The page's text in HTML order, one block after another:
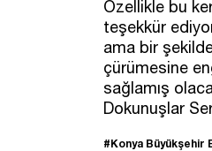
Özellikle bu
teşekkür
ama bir
çürümesine
sağlamış
Dokunuşlar
#Konya Büyükşehir